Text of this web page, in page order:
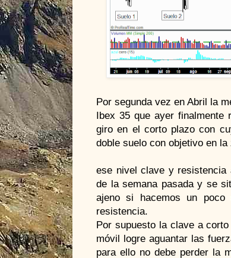
Por segunda vez en Abril la
Ibex 35 que ayer finalmente
giro en el corto plazo con
doble suelo con objetivo en
ese nivel clave y resistencia
de la semana pasada y se
ajeno si hacemos un poco
resistencia.
Por supuesto la clave a
móvil logre aguantar las
para ello no debe perder la